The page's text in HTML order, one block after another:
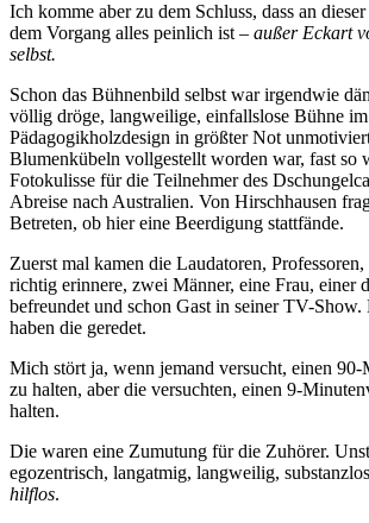
Ich komme aber zu dem Schluss, dass an
dem Vorgang alles peinlich ist – außer Eckart
selbst.
Schon das Bühnenbild selbst war irgendwie
völlig dröge, langweilige, einfallslose Bühne im
Pädagogikholzdesign in größter Not
Blumenkübeln vollgestellt worden war, fast so
Fotokulisse für die Teilnehmer des
Abreise nach Australien. Von Hirschhausen
Betreten, ob hier eine Beerdigung stattfände.
Zuerst mal kamen die Laudatoren,
richtig erinnere, zwei Männer, eine Frau, einer
befreundet und schon Gast in seiner TV-Show.
haben die geredet.
Mich stört ja, wenn jemand versucht, einen
zu halten, aber die versuchten, einen 9-
halten.
Die waren eine Zumutung für die Zuhörer.
egozentrisch, langatmig, langweilig,
hilflos.